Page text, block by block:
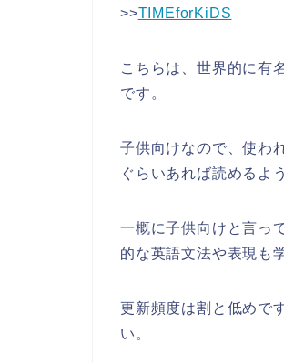
>>TIMEforKiDS
こちらは、世界的に有
です。
子供向けなので、使わ
ぐらいあれば読めるよ
一概に子供向けと言っ
的な英語文法や表現も
更新頻度は割と低めで
い。